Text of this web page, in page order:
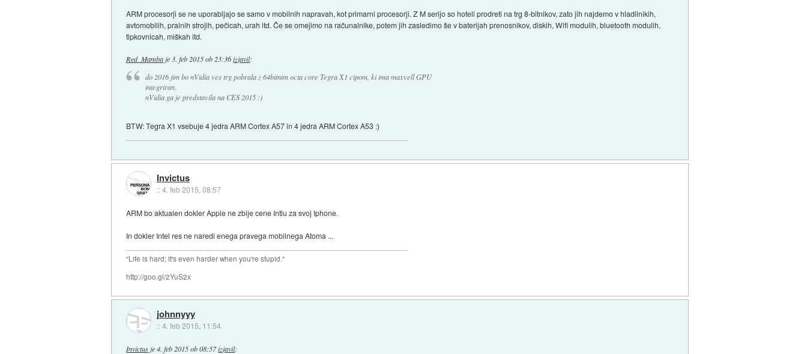
ARM procesorji se ne uporabljajo se samo v mobilnih napravah, kot primarni procesorji. Z M serijo so hoteli prodreti na trg 8-bitnikov, zato jih najdemo v hladilnikih,
avtomobilih, pralnih strojih, pečicah, urah itd. Če se omejimo na računalnike, potem jih zasledimo še v baterijah prenosnikov, diskih, Wifi modulih, bluetooth modulih,
tipkovnicah, miškah itd.
Red_Mamba je 3. feb 2015 ob 23:36 izjavil:
do 2016 jim bo nVidia ves trg pobrala z 64bitnim octa core Tegra X1 cipom, ki ima maxvell GPU
integriran.
nVidia ga je predstavila na CES 2015 :)
BTW: Tegra X1 vsebuje 4 jedra ARM Cortex A57 in 4 jedra ARM Cortex A53 :)
Invictus
::4. feb 2015, 08:57
ARM bo aktualen dokler Apple ne zbije cene Intlu za svoj Iphone.
In dokler Intel res ne naredi enega pravega mobilnega Atoma ...
"Life is hard; it's even harder when you're stupid."
http://goo.gl/2YuS2x
johnnyyy
::4. feb 2015, 11:54
Invictus je4. feb 2015 ob 08:57izjavil: